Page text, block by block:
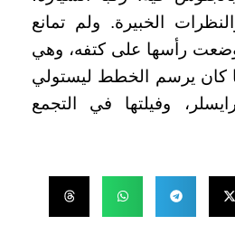
الخبيرة. ولم تمانع
رأسها على كتفه، وهي
كان يرسم الخطط ليستولي
وفيلتها في التجمع